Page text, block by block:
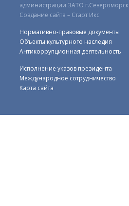
администрации ЗАТО г.Североморск
Создание сайта – Старт Икс
Нормативно-правовые документы
Объекты культурного наследия
Антикоррупционная деятельность
Исполнение указов президента
Международное сотрудничество
Карта сайта